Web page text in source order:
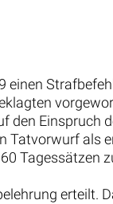
den Einspruch
Tatvorwurf als
Tagessätzen
erteilt.